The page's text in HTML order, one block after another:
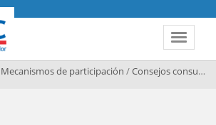
Toggle
Mecanismos de participación /Consejos consultivos regionales
compartir